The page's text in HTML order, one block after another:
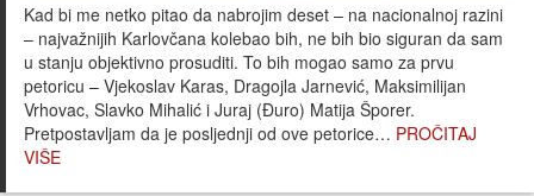
Kad bi me netko pitao da nabrojim deset – na nacionalnoj razini
– najvažnijih Karlovčana kolebao bih, ne bih bio siguran da sam
u stanju objektivno prosuditi. To bih mogao samo za prvu
petoricu – Vjekoslav Karas, Dragojla Jarnević, Maksimilijan
Vrhovac, Slavko Mihalić i Juraj (Đuro) Matija Šporer.
Pretpostavljam da je posljednji od ove petorice… PROČITAJ
VIŠE